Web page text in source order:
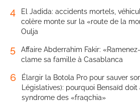
4
El Jadida: accidents mortels,
colère monte sur la «route de la
Oulja
5
Affaire Abderrahim Fakir:
clame sa famille à Casablanca
6
Élargir la Botola Pro pour sauver
Législatives): pourquoi Bensaïd
syndrome des «fraqchia»